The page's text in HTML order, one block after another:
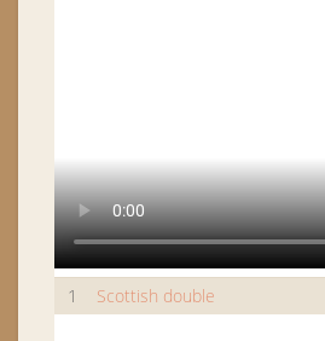
1 Scottish double